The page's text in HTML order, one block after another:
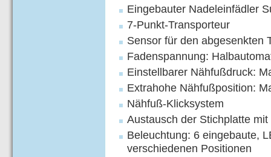
Eingebauter Nadeleinfädler
7-Punkt-Transporteur
Sensor für den abgesenkten
Fadenspannung:
Einstellbarer Nähfußdruck:
Extrahohe Nähfußposition:
Nähfuß-Klicksystem
Austausch der Stichplatte
Beleuchtung: 6 eingebaute,
verschiedenen Positionen